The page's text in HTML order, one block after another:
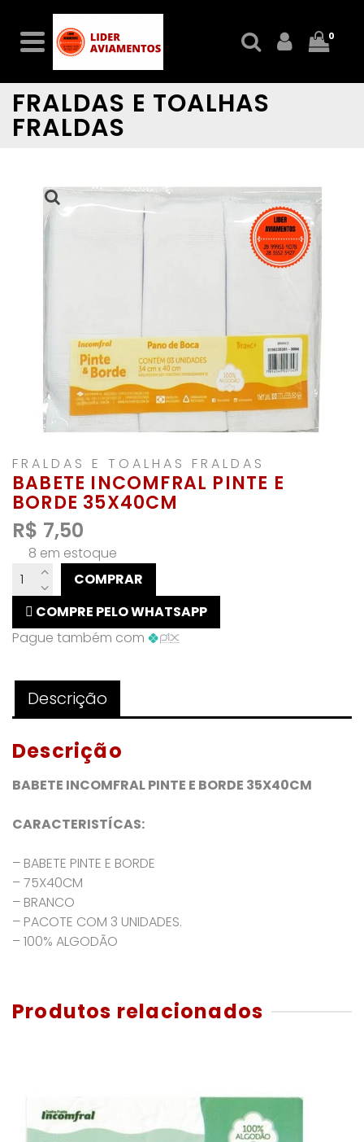
0
FRALDAS E TOALHAS
FRALDAS
FRALDAS E TOALHAS FRALDAS
BABETE INCOMFRAL PINTE E
BORDE 35X40CM
R$ 7,50
8 em estoque
BABETE
INCOMFRAL
PINTE
E
BORDE
quantidade
COMPRAR
COMPRE PELO WHATSAPP
Pague também com
Descrição
Descrição
BABETE INCOMFRAL PINTE E BORDE 35X40CM
CARACTERISTÍCAS:
– BABETE PINTE E BORDE
– 75X40CM
– BRANCO
– PACOTE COM 3 UNIDADES.
– 100% ALGODÃO
Produtos relacionados